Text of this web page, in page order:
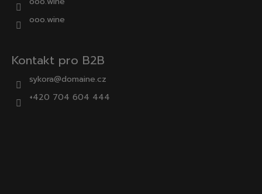
ooo.wine
Kontakt pro B2B
sykora@domaine.cz
+420 704 604 444